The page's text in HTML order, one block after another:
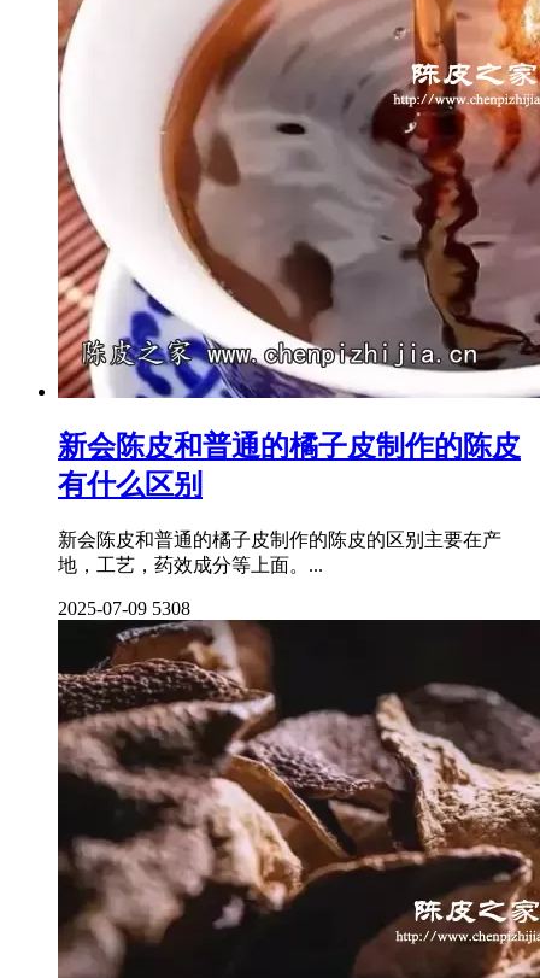
新会陈皮和普通的橘子皮制作的陈皮
有什么区别
新会陈皮和普通的橘子皮制作的陈皮的区别主要在产
地，工艺，药效成分等上面。...
2025-07-09 5308